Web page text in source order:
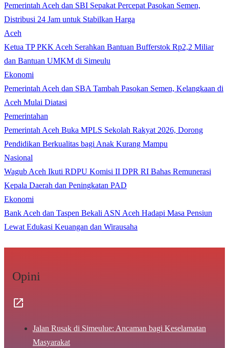
Pemerintah Aceh dan SBI Sepakat Percepat Pasokan Semen,
Distribusi 24 Jam untuk Stabilkan Harga
Aceh
Ketua TP PKK Aceh Serahkan Bantuan Bufferstok Rp2,2 Miliar
dan Bantuan UMKM di Simeulu
Ekonomi
Pemerintah Aceh dan SBA Tambah Pasokan Semen, Kelangkaan di
Aceh Mulai Diatasi
Pemerintahan
Pemerintah Aceh Buka MPLS Sekolah Rakyat 2026, Dorong
Pendidikan Berkualitas bagi Anak Kurang Mampu
Nasional
Wagub Aceh Ikuti RDPU Komisi II DPR RI Bahas Remunerasi
Kepala Daerah dan Peningkatan PAD
Ekonomi
Bank Aceh dan Taspen Bekali ASN Aceh Hadapi Masa Pensiun
Lewat Edukasi Keuangan dan Wirausaha
Opini
Jalan Rusak di Simeulue: Ancaman bagi Keselamatan
Masyarakat